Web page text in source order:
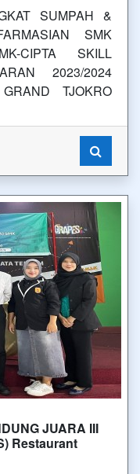
SUMPAH &
SMK
CIPTA SKILL
2023/2024
TJOKRO
JUARA III
Restaurant